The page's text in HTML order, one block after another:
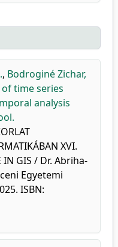
, Bodroginé Zichar,
time series
analysis
XVI.
IN GIS / Dr. Abriha-
Egyetemi
ISBN: